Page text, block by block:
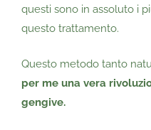
questi sono in assoluto i
questo trattamento.
Questo metodo tanto
per me una vera
gengive.